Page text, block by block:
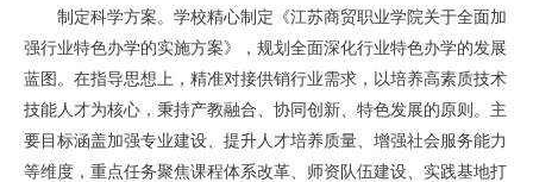
制定科学方案。学校精心制定《江苏商贸职业学院关于全面加
强行业特色办学的实施方案》，规划全面深化行业特色办学的发展
蓝图。在指导思想上，精准对接供销行业需求，以培养高素质技术
技能人才为核心，秉持产教融合、协同创新、特色发展的原则。主
要目标涵盖加强专业建设、提升人才培养质量、增强社会服务能力
等维度，重点任务聚焦课程体系改革、师资队伍建设、实践基地打